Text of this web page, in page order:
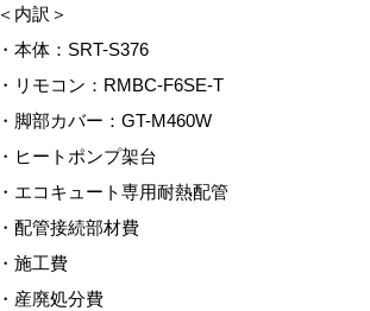
＜内訳＞
・本体：SRT-S376
・リモコン：RMBC-F6SE-T
・脚部カバー：GT-M460W
・ヒートポンプ架台
・エコキュート専用耐熱配管
・配管接続部材費
・施工費
・産廃処分費